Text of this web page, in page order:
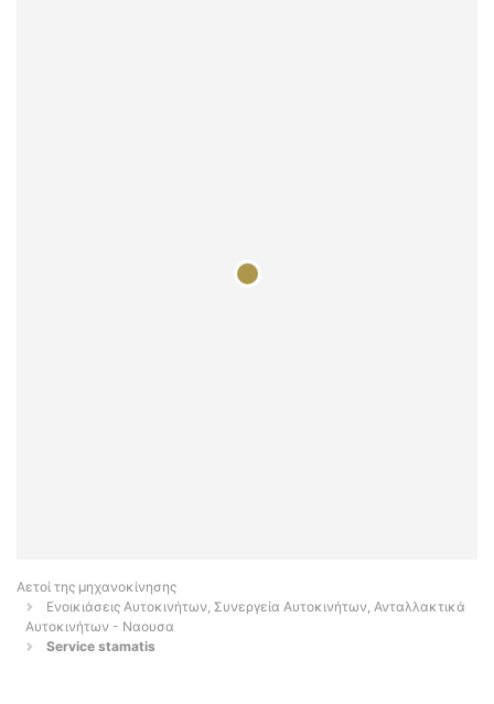
Αετοί της μηχανοκίνησης
Ενοικιάσεις Αυτοκινήτων, Συνεργεία Αυτοκινήτων, Ανταλλακτικά
Αυτοκινήτων - Ναουσα
Service stamatis